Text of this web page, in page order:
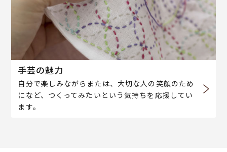
手芸の魅力
自分で楽しみながらまたは、大切な人の笑顔のため
になど、つくってみたいという気持ちを応援してい
ます。